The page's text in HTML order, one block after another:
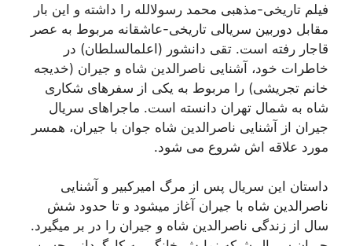
فیلم تاریخی-مذهبی محمد رسولالله را داشته و این بار
مقابل دوربین سریالی تاریخی-عاشقانه مربوط به عصر
قاجار رفته است. تقی دانشور (اعلمالسلطان) در
خاطرات خود، آشنایی ناصرالدین شاه و جیران (خدیجه
خانم تجریشی) را مربوط به یکی از سفرهای شکاری
شاه به شمال تهران دانسته است. ماجراهای سریال
جیران از آشنایی ناصرالدین شاه جوان با جیران، همسر
مورد علاقه اش شروع می شود.
داستان این سریال پس از مرگ امیرکبیر و آشنایی
ناصرالدین شاه با جیران آغاز میشود و تا حدود شش
سال از زندگی ناصرالدین شاه و جیران را در بر میگیرد.